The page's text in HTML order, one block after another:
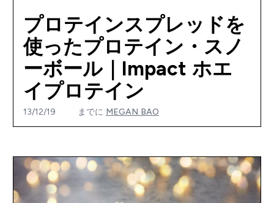
プロテインスプレッドを
使ったプロテイン・スノ
ーボール｜Impact ホエ
イプロテイン
13/12/19 までに MEGAN BAO